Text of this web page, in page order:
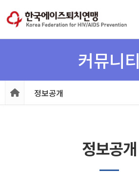
커뮤니티
정보공개
정보공개